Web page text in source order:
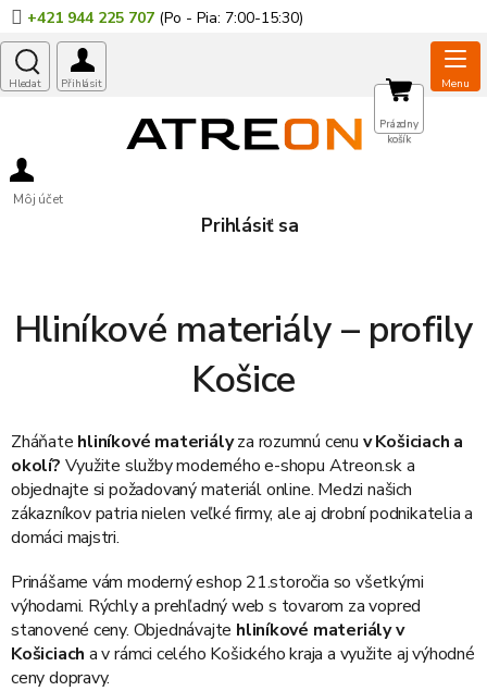
Prejsť
na
obsah
+421 944 225 707
Môj účet
Prihlásiť sa
NÁKUPNÝ
KOŠÍK
Prázdny
košík
Hliníkové materiály – profily
Košice
Zháňate hliníkové materiályza rozumnú cenu v Košiciach a
okolí? Využite služby moderného e-shopu Atreon.sk a
objednajte si požadovaný materiál online. Medzi našich
zákazníkov patria nielen veľké firmy, ale aj drobní podnikatelia a
domáci majstri.
Prinášame vám moderný eshop 21.storočia so všetkými
výhodami. Rýchly a prehľadný web s tovarom za vopred
stanovené ceny. Objednávajte hliníkové materiály v
Košiciach a v rámci celého Košického kraja a využite aj výhodné
ceny dopravy.